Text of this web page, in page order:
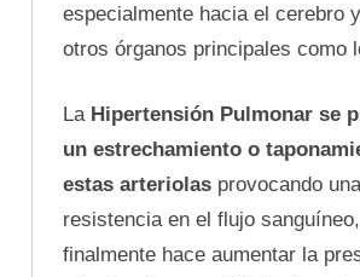
especialmente hacia el cerebro y
otros órganos principales como
La Hipertensión Pulmonar se
un estrechamiento o
estas arteriolas provocando
resistencia en el flujo
finalmente hace aumentar la